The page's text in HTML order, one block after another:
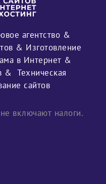
агентство &
& Изготовление
в Интернет &
& Техническая
сайтов
включают налоги.